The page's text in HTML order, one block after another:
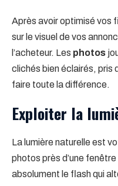
Après avoir optimisé vos
sur le visuel de vos
l’acheteur. Les photos
clichés bien éclairés, pris
faire toute la différence.
Exploiter la
La lumière naturelle est
photos près d’une
absolument le flash qui